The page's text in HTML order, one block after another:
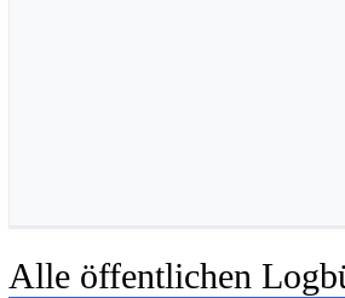
Alle öffentlichen